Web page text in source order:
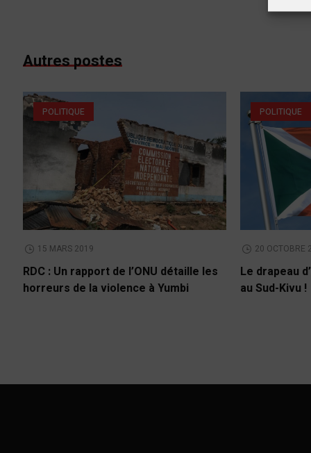
Autres postes
POLITIQUE
15 MARS 2019
RDC : Un rapport de l’ONU détaille les
horreurs de la violence à Yumbi
POLITIQUE
20 OCTOBRE
Le drapeau
au Sud-Kivu !